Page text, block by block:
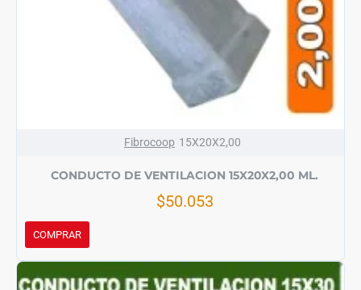
Fibrocoop 15X20X2,00
CONDUCTO DE VENTILACION 15X20X2,00 ML.
$50.053
COMPRAR